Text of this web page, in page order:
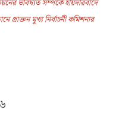
ভবিষ্যত সম্পর্কে হায়দারবাদে
প্রাক্তন মুখ্য নির্বাচনী কমিশনার